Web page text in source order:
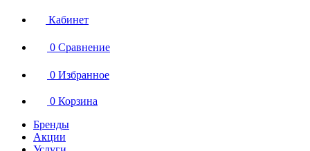
Кабинет
0 Сравнение
0 Избранное
0 Корзина
Бренды
Акции